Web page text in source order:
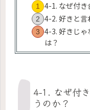
4-1. なぜ付き
4-2. 好きと言
4-3. 好きじゃ
は？
4-1. なぜ付
うのか？